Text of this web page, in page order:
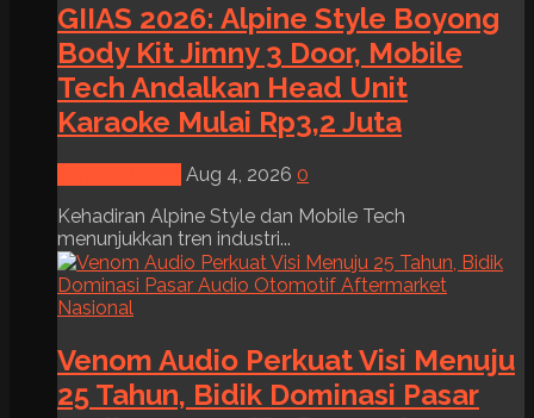
GIIAS 2026: Alpine Style Boyong
Body Kit Jimny 3 Door, Mobile
Tech Andalkan Head Unit
Karaoke Mulai Rp3,2 Juta
Aug 4, 2026 0
Kehadiran Alpine Style dan Mobile Tech
menunjukkan tren industri...
Venom Audio Perkuat Visi Menuju
25 Tahun, Bidik Dominasi Pasar